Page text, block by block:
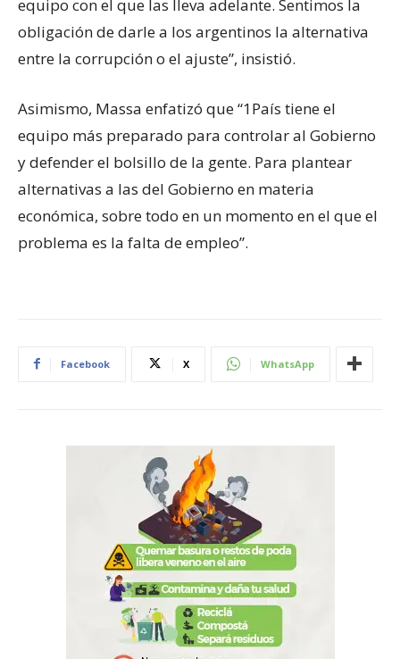
equipo con el que las lleva adelante. Sentimos la
obligación de darle a los argentinos la alternativa
entre la corrupción o el ajuste”, insistió.
Asimismo, Massa enfatizó que “1País tiene el
equipo más preparado para controlar al Gobierno
y defender el bolsillo de la gente. Para plantear
alternativas a las del Gobierno en materia
económica, sobre todo en un momento en el que el
problema es la falta de empleo”.
Facebook X WhatsApp